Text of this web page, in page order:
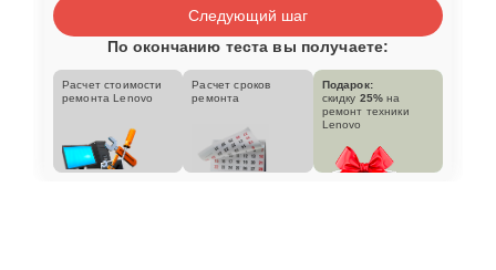
Следующий шаг
По окончанию теста вы получаете:
Расчет стоимости
ремонта Lenovo
Расчет сроков
ремонта
Подарок:
скидку 25% на
ремонт техники
Lenovo